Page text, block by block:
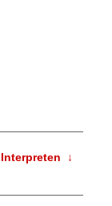
↓